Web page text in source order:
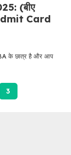
(बीए
Card
के छात्र है और आप
3